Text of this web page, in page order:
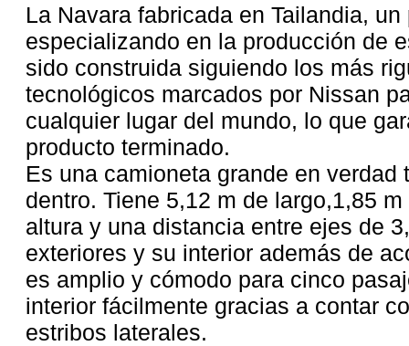
La Navara fabricada en Tailandia,
especializando en la producción de
sido construida siguiendo los más
tecnológicos marcados por Nissan
cualquier lugar del mundo, lo que
producto terminado.
Es una camioneta grande en verdad
dentro. Tiene 5,12 m de largo,1,85
altura y una distancia entre ejes de
exteriores y su interior además de
es amplio y cómodo para cinco
interior fácilmente gracias a contar
estribos laterales.